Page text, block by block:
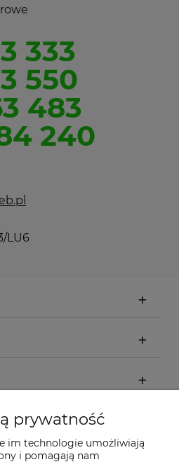
333
550
483
240
LU6
prywatność
im technologie umożliwiają
i pomagają nam